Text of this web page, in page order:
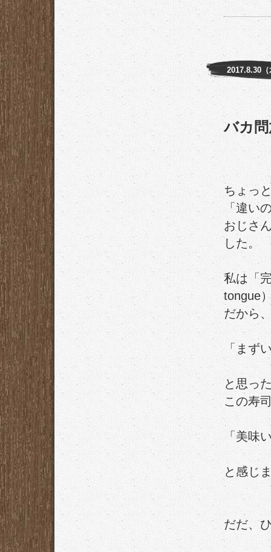
2017.8.30（
バカ
ちょっ
「違い
おじさ
した。
私は「
tongue
だから
「まず
と思っ
この寿
「美味
と感じ
だだ、